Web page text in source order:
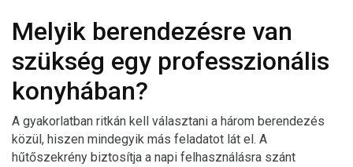
Melyik berendezésre van
szükség egy professzionális
konyhában?
A gyakorlatban ritkán kell választani a három berendezés
közül, hiszen mindegyik más feladatot lát el. A
hűtőszekrény biztosítja a napi felhasználásra szánt